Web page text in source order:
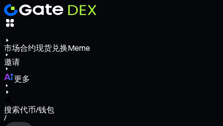
市场合约现货兑换Meme
邀请
更多
搜索代币/钱包
/